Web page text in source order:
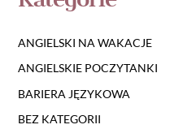
ANGIELSKI NA WAKACJE
ANGIELSKIE POCZYTANKI
BARIERA JĘZYKOWA
BEZ KATEGORII